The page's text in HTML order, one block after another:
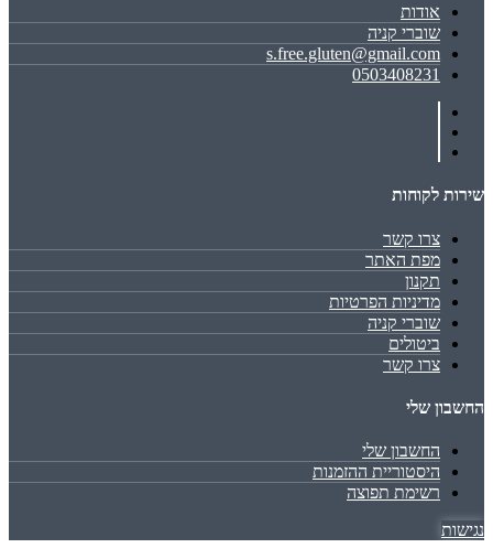
אודות
שוברי קניה
s.free.gluten@gmail.com
0503408231
שירות לקוחות
צרו קשר
מפת האתר
תקנון
מדיניות הפרטיות
שוברי קניה
ביטולים
צרו קשר
החשבון שלי
החשבון שלי
היסטוריית ההזמנות
רשימת תפוצה
נגישות